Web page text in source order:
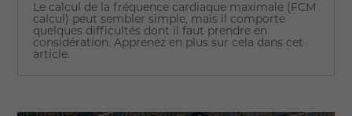
Le calcul de la fréquence cardiaque maximale (FCM
calcul) peut sembler simple, mais il comporte
quelques difficultés dont il faut prendre en
considération. Apprenez en plus sur cela dans cet
article.